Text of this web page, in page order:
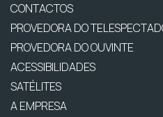
CONTACTOS
PROVEDORA DO
PROVEDORA DO OUVINTE
ACESSIBILIDADES
SATÉLITES
A EMPRESA